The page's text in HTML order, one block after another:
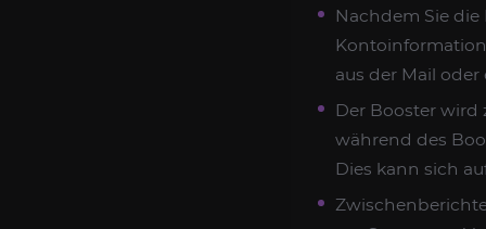
Nachdem Sie
aus der Mail
Der Booster wird
während des
Dies kann sich